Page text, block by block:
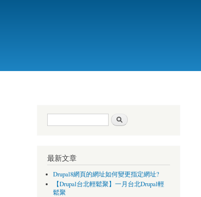
搜尋表單
最新文章
Drupal8網頁的網址如何變更指定網址?
【Drupal台北輕鬆聚】一月台北Drupal輕
鬆聚